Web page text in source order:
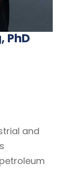
PhD
and